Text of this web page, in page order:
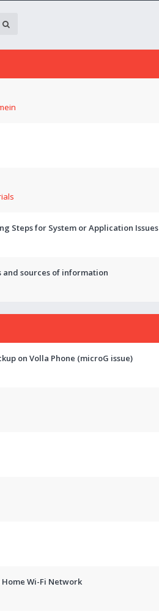
Steps for System or Application Issues
and sources of information
on Volla Phone (microG issue)
Wi-Fi Network